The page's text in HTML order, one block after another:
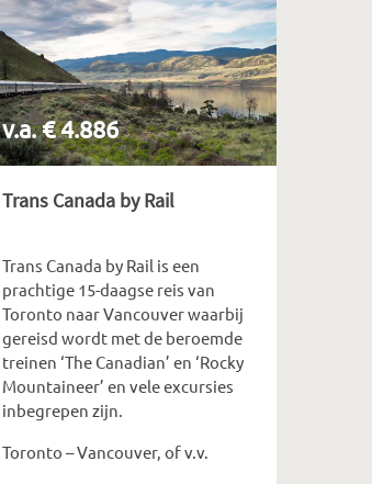
v.a. € 4.886
Trans Canada by Rail
Trans Canada by Rail is een
prachtige 15-daagse reis van
Toronto naar Vancouver waarbij
gereisd wordt met de beroemde
treinen ‘The Canadian’ en ‘Rocky
Mountaineer’ en vele excursies
inbegrepen zijn.
Toronto – Vancouver, of v.v.